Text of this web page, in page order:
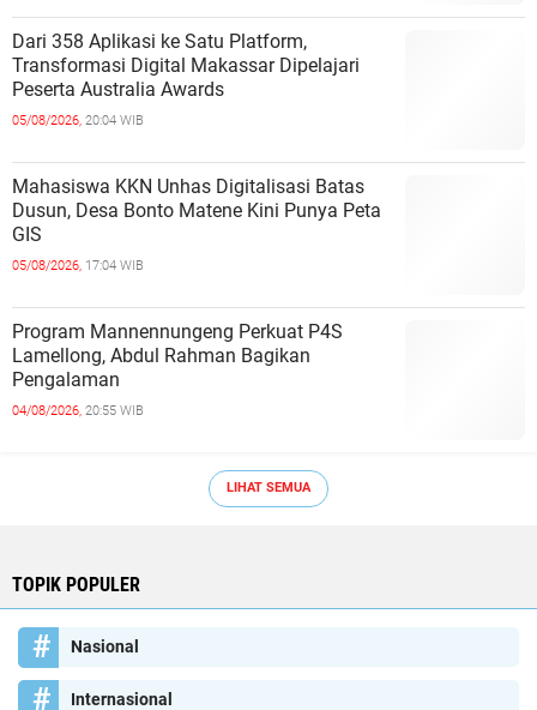
Dari 358 Aplikasi ke Satu Platform,
Transformasi Digital Makassar Dipelajari
Peserta Australia Awards
05/08/2026, 20:04 WIB
Mahasiswa KKN Unhas Digitalisasi Batas
Dusun, Desa Bonto Matene Kini Punya Peta
GIS
05/08/2026, 17:04 WIB
Program Mannennungeng Perkuat P4S
Lamellong, Abdul Rahman Bagikan
Pengalaman
04/08/2026, 20:55 WIB
LIHAT SEMUA
TOPIK POPULER
Nasional
Internasional